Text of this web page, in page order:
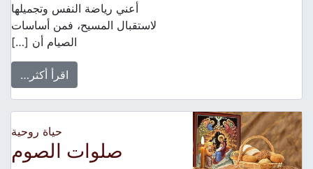
أعني رياضة النفس وتجميلها
لاستقبال المسيح، فمن أساسات
الصيام أن […]
اقرأ أكثر…
حياة روحية
صلوات الصوم